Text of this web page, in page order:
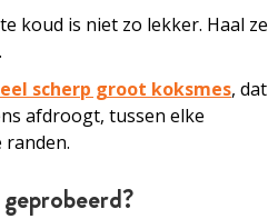
koud is niet zo lekker. Haal ze
scherp groot koksmes, dat
afdroogt, tussen elke